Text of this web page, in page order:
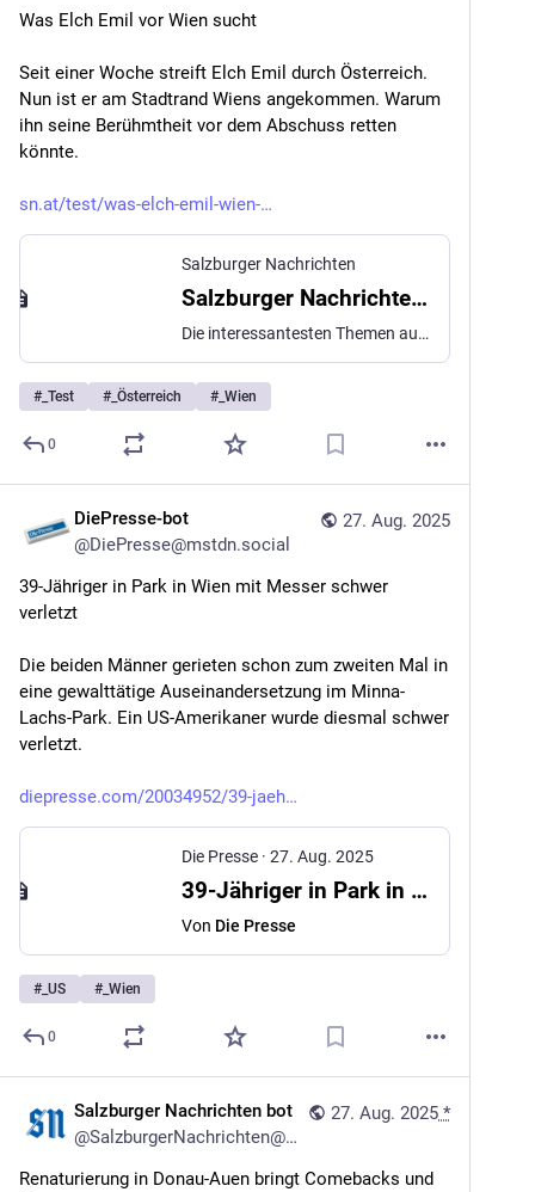
Was Elch Emil vor Wien sucht
Seit einer Woche streift Elch Emil durch Österreich.
Nun ist er am Stadtrand Wiens angekommen. Warum
ihn seine Berühmtheit vor dem Abschuss retten
könnte.
sn.at/test/was-elch-emil-wien-
Salzburger Nachrichten
Salzburger Nachrichten: News aus Salzburg und der Welt
Die interessantesten Themen aus Politik, Wirtschaft, Kultur & Sport. Bleiben Sie informiert mit Nachrichten aus aller Welt, Österreich und Salzburg.
# _Test # _Österreich # _Wien
0
27. Aug. 2025
DiePresse-bot
@DiePresse@mstdn.social
39-Jähriger in Park in Wien mit Messer schwer
verletzt
Die beiden Männer gerieten schon zum zweiten Mal in
eine gewalttätige Auseinandersetzung im Minna-
Lachs-Park. Ein US-Amerikaner wurde diesmal schwer
verletzt.
diepresse.com/20034952/39-jaeh
Die Presse · 27. Aug. 2025
39-Jähriger in Park in Wien mit Messer schwer verletzt
Von Die Presse
# _US # _Wien
0
27. Aug. 2025 *
Salzburger Nachrichten bot
@SalzburgerNachrichten@mstdn.social
Renaturierung in Donau-Auen bringt Comebacks und